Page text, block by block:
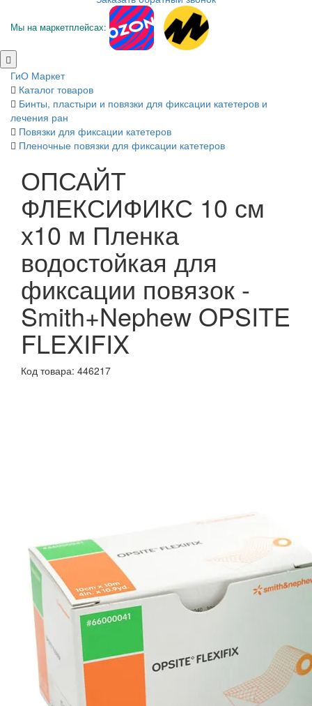
Мы на маркетплейсах:
ГиО Маркет
Каталог товаров
Бинты, пластыри и повязки для фиксации катетеров и
лечения ран
Повязки для фиксации катетеров
Пленочные повязки для фиксации катетеров
ОПСАЙТ
ФЛЕКСИФИКС 10 см
х10 м Пленка
водостойкая для
фиксации повязок -
Smith+Nephew OPSITE
FLEXIFIX
Код товара: 446217